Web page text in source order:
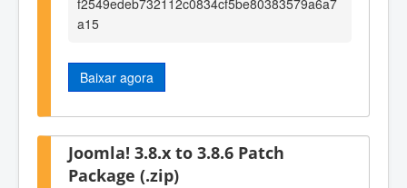
a15
Baixar agora
Joomla! 3.8.x to 3.8.6 Patch
Package (.zip)